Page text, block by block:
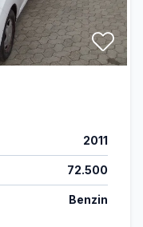
2011
72.500
Benzin